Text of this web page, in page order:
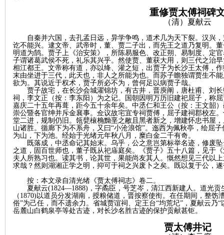
重修贾太傅祠碑
（清） 夏献云
自秦并六国，去孔孟日远，异学争鸣，道术几为天下裂。汉兴
讫不能兴。逮文帝、武帝时，董、贾二子出，而先王之道乃复明。
明道为鹄。贾子上《治安策》，所陈易服色、改正朔、易制度、定
子谓诸葛武侯不死，礼乐其兴乎。然使贾、董获大用，则三代之治
相江都王。文帝称有道，亦以绛、灌之短，出贾子为长沙王太傅，
末由坐进于三代，此天也，非人之所能为也。而苏子瞻独谓贾生不
欲为。其说近于权术，贾子所必不为，曾何足以病贾子哉。
贾子故宅，在长沙会城濯锦坊，有古井，晋庾阐，唐杜甫、刘
祠，李文正 （按：李东阳） 为之记。国朝因明万历旧建祀屈子，称
嘉庆二十五年再葺，距今五十余年矣。中丞仁和王公 （按：王文韶）
崇公暨各官绅并斥金襄事。佥议故宅宜专祠贾傅，屈子建祠郡校左
堂二进，规制仍旧。瓴甓榱桷黝垩之敝且黑者新之，增建怀忠书屋
山诸胜。循廊下为不系舟，又曰“小沧浪馆”。迤西为佩秋亭，绘屈
为山，下为池。经始于光绪元年秋八月，糜白金二千有奇。
既落成，中丞命记其始末。乌乎，公之意岂第标举名迹，修废
之道，固百世师也，董子既从祀庙庭矣。《贾子》五十八篇，见于
夫人所熟习也。读其书，论其世，果能尚友其人。慨然想见三代以
求哉？然则湖湘正学之明，抑可于祠之兴废卜之矣。既以复于公，
按：本文录自清光绪《贾太傅祠志》卷二。
夏献云(1824—1888)，字矞臣，号芝岑，清江西新建人。道光
（ 1870)以道员分发湖南，授粮储道，晋按察使衔。在任期间，整饬
俗”为己任，而不遗余力。省城贾谊祠、定王台“均荒圮”，夏献云乃
岳麓山白鹤泉亭等处古迹，对长沙名胜古迹的保护贡献甚钜。
贾太傅井记